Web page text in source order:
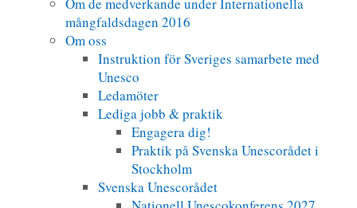
Om de medverkande under Internationella
mångfaldsdagen 2016
Om oss
Instruktion för Sveriges samarbete med
Unesco
Ledamöter
Lediga jobb & praktik
Engagera dig!
Praktik på Svenska Unescorådet i
Stockholm
Svenska Unescorådet